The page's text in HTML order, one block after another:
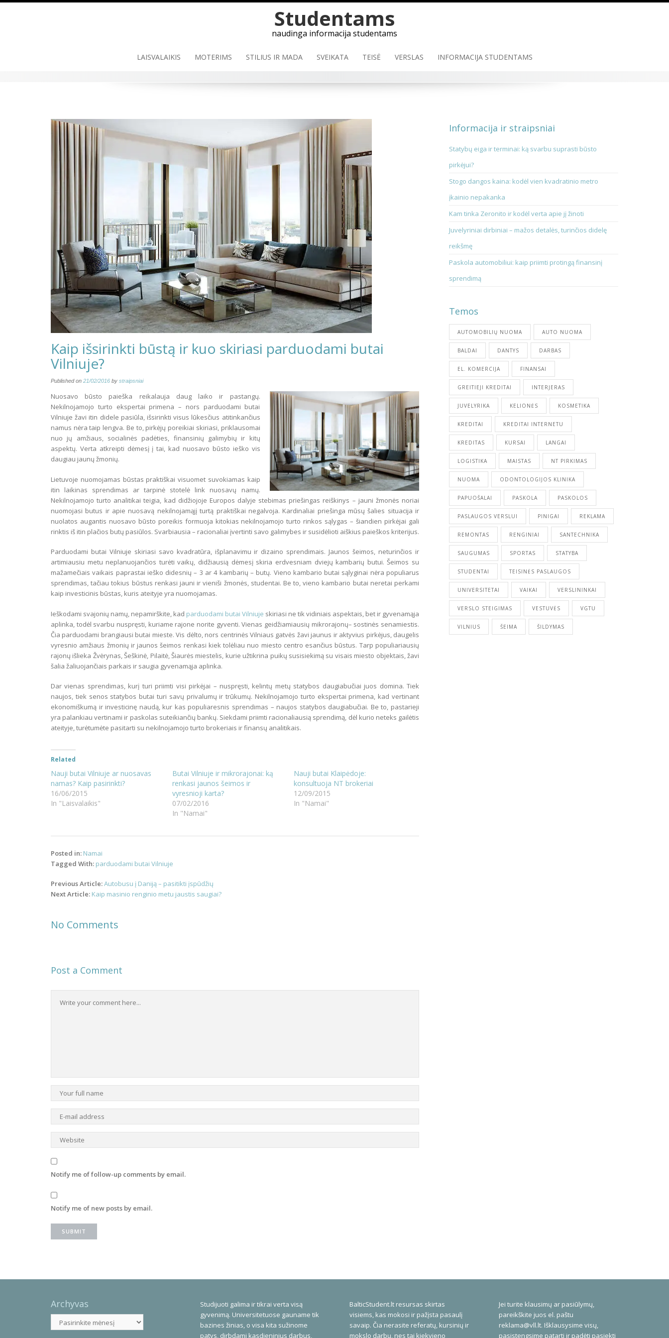
Studentams
naudinga informacija studentams
LAISVALAIKIS MOTERIMS STILIUS IR MADA SVEIKATA TEISĖ VERSLAS INFORMACIJA STUDENTAMS
Kaip išsirinkti būstą ir kuo skiriasi parduodami butai
Vilniuje?
Published on 21/02/2016 by straipsniai
Nuosavo būsto paieška reikalauja daug laiko ir pastangų.
Nekilnojamojo turto ekspertai primena – nors parduodami butai
Vilniuje žavi itin didele pasiūla, išsirinkti visus lūkesčius atitinkančius
namus nėra taip lengva. Be to, pirkėjų poreikiai skiriasi, priklausomai
nuo jų amžiaus, socialinės padėties, finansinių galimybių ir kitų
aspektų. Verta atkreipti dėmesį į tai, kad nuosavo būsto ieško vis
daugiau jaunų žmonių.
Lietuvoje nuomojamas būstas praktiškai visuomet suvokiamas kaip
itin laikinas sprendimas ar tarpinė stotelė link nuosavų namų.
Nekilnojamojo turto analitikai teigia, kad didžiojoje Europos dalyje stebimas priešingas reiškinys – jauni žmonės noriai
nuomojasi butus ir apie nuosavą nekilnojamąjį turtą praktiškai negalvoja. Kardinaliai priešinga mūsų šalies situacija ir
nuolatos augantis nuosavo būsto poreikis formuoja kitokias nekilnojamojo turto rinkos sąlygas – šiandien pirkėjai gali
rinktis iš itin plačios butų pasiūlos. Svarbiausia – racionaliai įvertinti savo galimybes ir susidėlioti aiškius paieškos kriterijus.
Parduodami butai Vilniuje skiriasi savo kvadratūra, išplanavimu ir dizaino sprendimais. Jaunos šeimos, neturinčios ir
artimiausiu metu neplanuojančios turėti vaikų, didžiausią dėmesį skiria erdvesniam dviejų kambarių butui. Šeimos su
mažamečiais vaikais paprastai ieško didesnių – 3 ar 4 kambarių – butų. Vieno kambario butai sąlyginai nėra populiarus
sprendimas, tačiau tokius būstus renkasi jauni ir vieniši žmonės, studentai. Be to, vieno kambario butai neretai perkami
kaip investicinis būstas, kuris ateityje yra nuomojamas.
Ieškodami svajonių namų, nepamirškite, kad parduodami butai Vilniuje skiriasi ne tik vidiniais aspektais, bet ir gyvenamąja
aplinka, todėl svarbu nuspręsti, kuriame rajone norite gyventi. Vienas geidžiamiausių mikrorajonų– sostinės senamiestis.
Čia parduodami brangiausi butai mieste. Vis dėlto, nors centrinės Vilniaus gatvės žavi jaunus ir aktyvius pirkėjus, daugelis
vyresnio amžiaus žmonių ir jaunos šeimos renkasi kiek tolėliau nuo miesto centro esančius būstus. Tarp populiariausių
rajonų išlieka Žvėrynas, Šeškinė, Pilaitė, Šiaurės miestelis, kurie užtikrina puikų susisiekimą su visais miesto objektais, žavi
šalia žaliuojančiais parkais ir saugia gyvenamąja aplinka.
Dar vienas sprendimas, kurį turi priimti visi pirkėjai – nuspręsti, kelintų metų statybos daugiabučiai juos domina. Tiek
naujos, tiek senos statybos butai turi savų privalumų ir trūkumų. Nekilnojamojo turto ekspertai primena, kad vertinant
ekonomiškumą ir investicinę naudą, kur kas populiaresnis sprendimas – naujos statybos daugiabučiai. Be to, pastarieji
yra palankiau vertinami ir paskolas suteikiančių bankų. Siekdami priimti racionaliausią sprendimą, dėl kurio neteks gailėtis
ateityje, turėtumėte pasitarti su nekilnojamojo turto brokeriais ir finansų analitikais.
Related
Nauji butai Vilniuje ar nuosavas
namas? Kaip pasirinkti?
16/06/2015
In "Laisvalaikis"
Butai Vilniuje ir mikrorajonai: ką
renkasi jaunos šeimos ir
vyresnioji karta?
07/02/2016
In "Namai"
Nauji butai Klaipėdoje:
konsultuoja NT brokeriai
12/09/2015
In "Namai"
Posted in: Namai
Tagged With: parduodami butai Vilniuje
Post
navigation
Previous Article:Autobusu į Daniją – pasitikti įspūdžių
Next Article: Kaip masinio renginio metu jaustis saugiai?
No Comments
Post a Comment
Notify me of follow-up comments by email.
Notify me of new posts by email.
Informacija ir straipsniai
Statybų eiga ir terminai: ką svarbu suprasti būsto
pirkėjui?
Stogo dangos kaina: kodėl vien kvadratinio metro
įkainio nepakanka
Kam tinka Zeronito ir kodėl verta apie jį žinoti
Juvelyriniai dirbiniai – mažos detalės, turinčios didelę
reikšmę
Paskola automobiliui: kaip priimti protingą finansinį
sprendimą
Temos
AUTOMOBILIŲ NUOMA AUTO NUOMA
BALDAI DANTYS DARBAS
EL. KOMERCIJA FINANSAI
GREITIEJI KREDITAI INTERJERAS
JUVELYRIKA KELIONĖS KOSMETIKA
KREDITAI KREDITAI INTERNETU
KREDITAS KURSAI LANGAI
LOGISTIKA MAISTAS NT PIRKIMAS
NUOMA ODONTOLOGIJOS KLINIKA
PAPUOŠALAI PASKOLA PASKOLOS
PASLAUGOS VERSLUI PINIGAI REKLAMA
REMONTAS RENGINIAI SANTECHNIKA
SAUGUMAS SPORTAS STATYBA
STUDENTAI TEISINĖS PASLAUGOS
UNIVERSITETAI VAIKAI VERSLININKAI
VERSLO STEIGIMAS VESTUVĖS VGTU
VILNIUS ŠEIMA ŠILDYMAS
Archyvas
Studijuoti galima ir tikrai verta visą
gyvenimą. Universitetuose gauname tik
bazines žinias, o visa kita sužinome
patys, dirbdami kasdieninius darbus,
BalticStudent.lt resursas skirtas
visiems, kas mokosi ir pažįsta pasaulį
savaip. Čia nerasite referatų, kursinių ir
mokslo darbų, nes tai kiekvieno
Jei turite klausimų ar pasiūlymų,
pareikškite juos el. paštu
reklama@vll.lt. Išklausysime visų,
pasistengsime patarti ir padėti pasiekti